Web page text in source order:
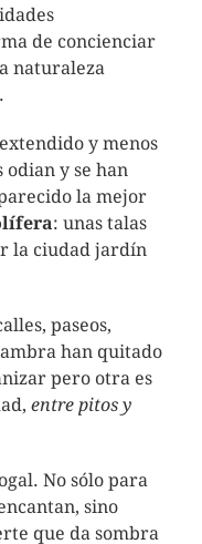
de concienciar
naturaleza
y menos
odian y se han
la mejor
: unas talas
la ciudad jardín
paseos,
han quitado
pero otra es
entre pitos y
No sólo para
sino
que da sombra